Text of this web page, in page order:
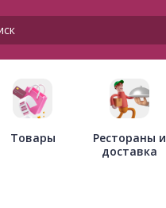
Товары
Рестораны и
доставка